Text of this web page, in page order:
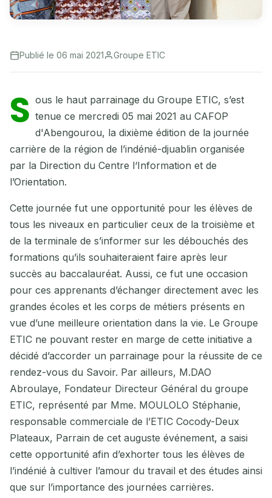
Publié le 06 mai 2021 Groupe ETIC
S ous le haut parrainage du Groupe ETIC, s’est
tenue ce mercredi 05 mai 2021 au CAFOP
d'Abengourou, la dixième édition de la journée
carrière de la région de l’indénié-djuablin organisée
par la Direction du Centre l‘Information et de
l’Orientation.
Cette journée fut une opportunité pour les élèves de
tous les niveaux en particulier ceux de la troisième et
de la terminale de s’informer sur les débouchés des
formations qu’ils souhaiteraient faire après leur
succès au baccalauréat. Aussi, ce fut une occasion
pour ces apprenants d’échanger directement avec les
grandes écoles et les corps de métiers présents en
vue d’une meilleure orientation dans la vie. Le Groupe
ETIC ne pouvant rester en marge de cette initiative a
décidé d’accorder un parrainage pour la réussite de ce
rendez-vous du Savoir. Par ailleurs, M.DAO
Abroulaye, Fondateur Directeur Général du groupe
ETIC, représenté par Mme. MOULOLO Stéphanie,
responsable commerciale de l’ETIC Cocody-Deux
Plateaux, Parrain de cet auguste événement, a saisi
cette opportunité afin d’exhorter tous les élèves de
l’indénié à cultiver l’amour du travail et des études ainsi
que sur l’importance des journées carrières.